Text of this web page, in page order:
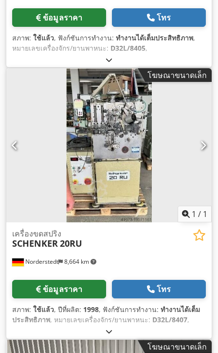
ข้อมูลราคา โทร
สภาพ: ใช้แล้ว, ฟังก์ชันการทำงาน: ทำงานได้เต็มประสิทธิภาพ,
หมายเลขเครื่องจักร/ยานพาหนะ: D32L/8405,
โฆษณาขนาดเล็ก
1 / 1
Norderstedt 8,664 km
เครื่องขดสปริง
SCHENKER20RU
ข้อมูลราคา โทร
สภาพ: ใช้แล้ว, ปีที่ผลิต: 1998, ฟังก์ชันการทำงาน: ทำงานได้เต็ม
ประสิทธิภาพ, หมายเลขเครื่องจักร/ยานพาหนะ: D32L/8407,
โฆษณาขนาดเล็ก